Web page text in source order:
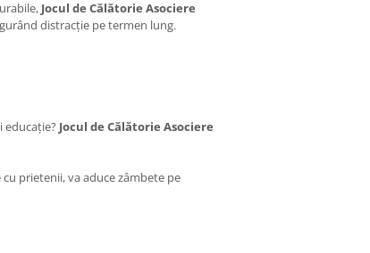
Jocul de Călătorie Asociere
distracție pe termen lung.
educație? Jocul de Călătorie Asociere
prietenii, va aduce zâmbete pe